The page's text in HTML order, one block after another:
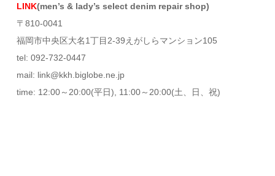
LINK(men’s & lady’s select denim repair shop)
〒810-0041
福岡市中央区大名1丁目2-39えがしらマンション105
tel: 092-732-0447
mail: link@kkh.biglobe.ne.jp
time: 12:00～20:00(平日), 11:00～20:00(土、日、祝)